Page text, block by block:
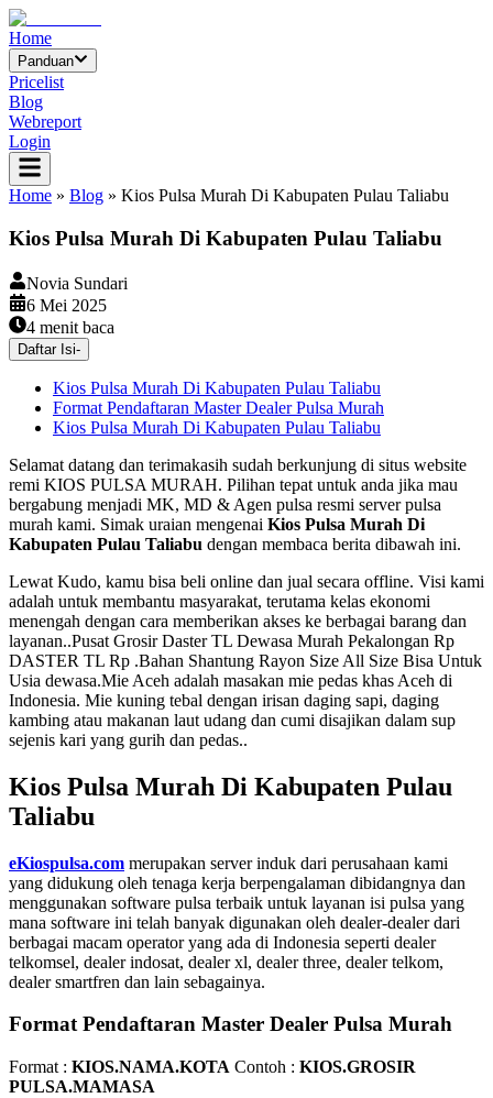
Home
Panduan
Pricelist
Blog
Webreport
Login
Home » Blog » Kios Pulsa Murah Di Kabupaten Pulau Taliabu
Kios Pulsa Murah Di Kabupaten Pulau Taliabu
Novia Sundari
6 Mei 2025
4 menit baca
Daftar Isi-
Kios Pulsa Murah Di Kabupaten Pulau Taliabu
Format Pendaftaran Master Dealer Pulsa Murah
Kios Pulsa Murah Di Kabupaten Pulau Taliabu
Selamat datang dan terimakasih sudah berkunjung di situs website
remi KIOS PULSA MURAH. Pilihan tepat untuk anda jika mau
bergabung menjadi MK, MD & Agen pulsa resmi server pulsa
murah kami. Simak uraian mengenai Kios Pulsa Murah Di
Kabupaten Pulau Taliabu dengan membaca berita dibawah ini.
Lewat Kudo, kamu bisa beli online dan jual secara offline. Visi kami
adalah untuk membantu masyarakat, terutama kelas ekonomi
menengah dengan cara memberikan akses ke berbagai barang dan
layanan..Pusat Grosir Daster TL Dewasa Murah Pekalongan Rp
DASTER TL Rp .Bahan Shantung Rayon Size All Size Bisa Untuk
Usia dewasa.Mie Aceh adalah masakan mie pedas khas Aceh di
Indonesia. Mie kuning tebal dengan irisan daging sapi, daging
kambing atau makanan laut udang dan cumi disajikan dalam sup
sejenis kari yang gurih dan pedas..
Kios Pulsa Murah Di Kabupaten Pulau
Taliabu
eKiospulsa.com merupakan server induk dari perusahaan kami
yang didukung oleh tenaga kerja berpengalaman dibidangnya dan
menggunakan software pulsa terbaik untuk layanan isi pulsa yang
mana software ini telah banyak digunakan oleh dealer-dealer dari
berbagai macam operator yang ada di Indonesia seperti dealer
telkomsel, dealer indosat, dealer xl, dealer three, dealer telkom,
dealer smartfren dan lain sebagainya.
Format Pendaftaran Master Dealer Pulsa Murah
Format : KIOS.NAMA.KOTA Contoh : KIOS.GROSIR
PULSA.MAMASA